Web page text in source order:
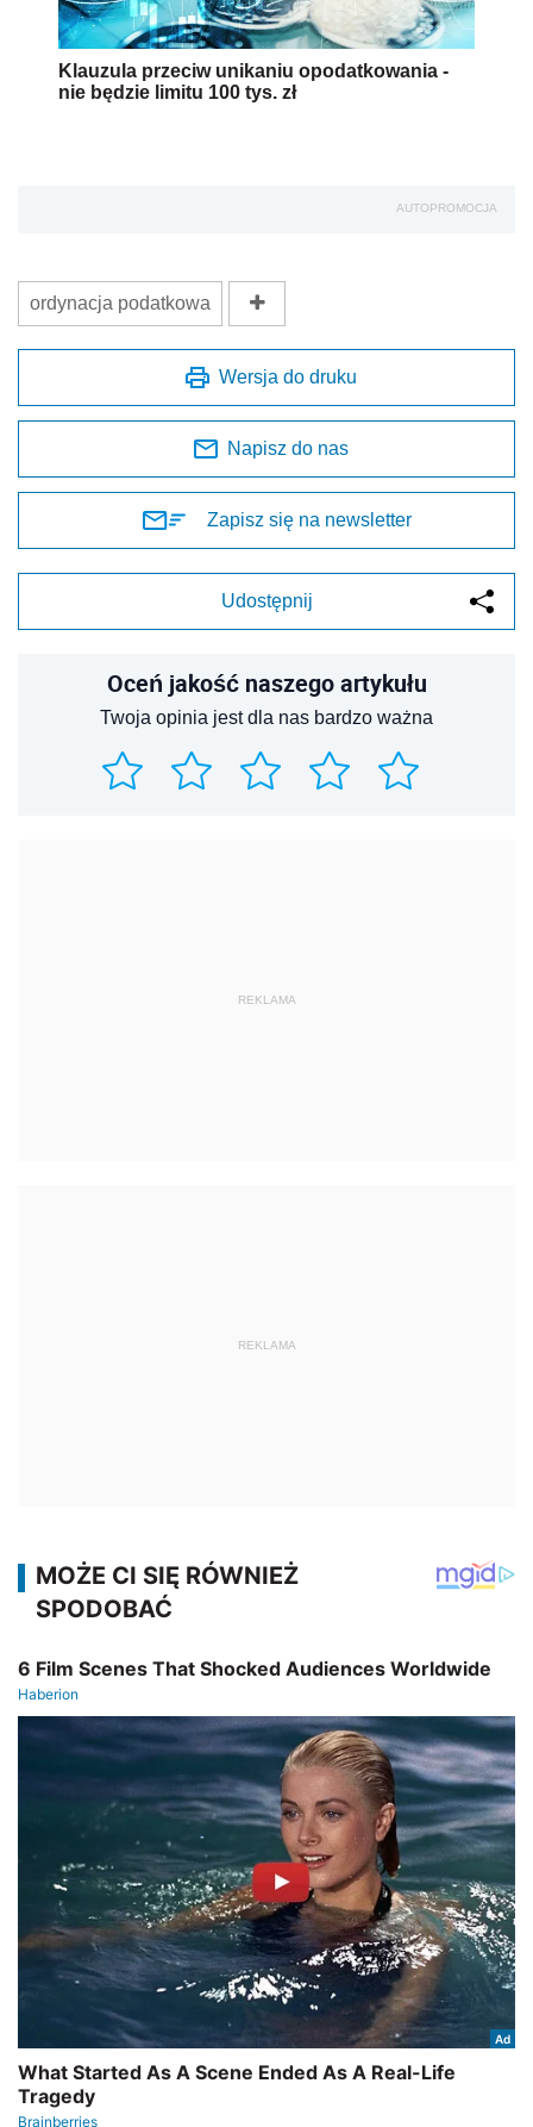
Klauzula przeciw unikaniu opodatkowania -
nie będzie limitu 100 tys. zł
AUTOPROMOCJA
ordynacja podatkowa
Wersja do druku
Napisz do nas
Zapisz się na newsletter
Udostępnij
Oceń jakość naszego artykułu
Twoja opinia jest dla nas bardzo ważna
REKLAMA
REKLAMA